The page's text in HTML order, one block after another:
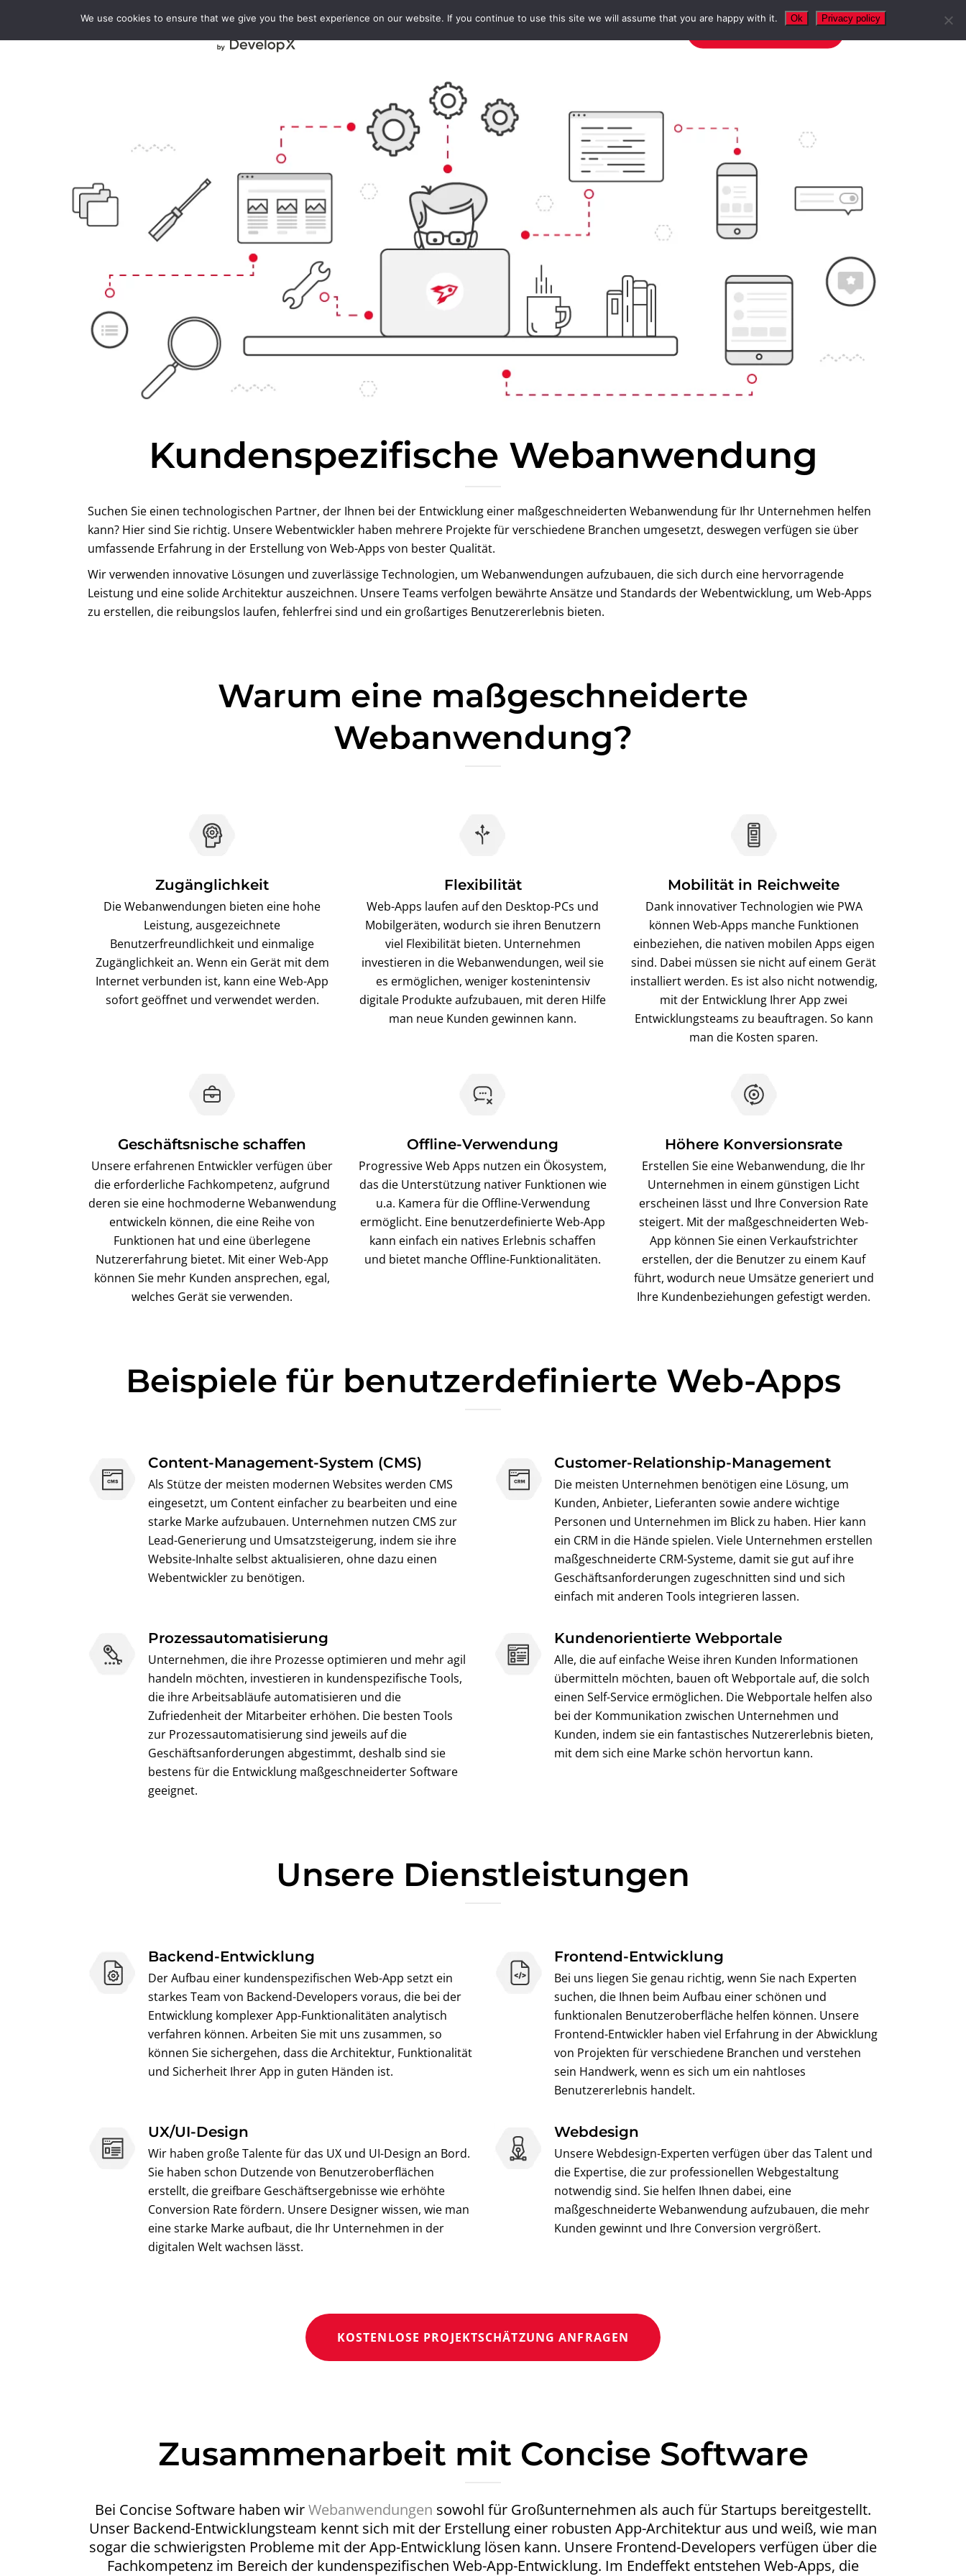
Kundenspezifische Webanwendung
Suchen Sie einen technologischen Partner, der Ihnen bei der Entwicklung einer maßgeschneiderten Webanwendung für Ihr Unternehmen helfen
kann? Hier sind Sie richtig. Unsere Webentwickler haben mehrere Projekte für verschiedene Branchen umgesetzt, deswegen verfügen sie über
umfassende Erfahrung in der Erstellung von Web-Apps von bester Qualität.
Wir verwenden innovative Lösungen und zuverlässige Technologien, um Webanwendungen aufzubauen, die sich durch eine hervorragende
Leistung und eine solide Architektur auszeichnen. Unsere Teams verfolgen bewährte Ansätze und Standards der Webentwicklung, um Web-Apps
zu erstellen, die reibungslos laufen, fehlerfrei sind und ein großartiges Benutzererlebnis bieten.
Warum eine maßgeschneiderte
Webanwendung?
Zugänglichkeit
Die Webanwendungen bieten eine hohe
Leistung, ausgezeichnete
Benutzerfreundlichkeit und einmalige
Zugänglichkeit an. Wenn ein Gerät mit dem
Internet verbunden ist, kann eine Web-App
sofort geöffnet und verwendet werden.
Flexibilität
Web-Apps laufen auf den Desktop-PCs und
Mobilgeräten, wodurch sie ihren Benutzern
viel Flexibilität bieten. Unternehmen
investieren in die Webanwendungen, weil sie
es ermöglichen, weniger kostenintensiv
digitale Produkte aufzubauen, mit deren Hilfe
man neue Kunden gewinnen kann.
Mobilität in Reichweite
Dank innovativer Technologien wie PWA
können Web-Apps manche Funktionen
einbeziehen, die nativen mobilen Apps eigen
sind. Dabei müssen sie nicht auf einem Gerät
installiert werden. Es ist also nicht notwendig,
mit der Entwicklung Ihrer App zwei
Entwicklungsteams zu beauftragen. So kann
man die Kosten sparen.
Geschäftsnische schaffen
Unsere erfahrenen Entwickler verfügen über
die erforderliche Fachkompetenz, aufgrund
deren sie eine hochmoderne Webanwendung
entwickeln können, die eine Reihe von
Funktionen hat und eine überlegene
Nutzererfahrung bietet. Mit einer Web-App
können Sie mehr Kunden ansprechen, egal,
welches Gerät sie verwenden.
Offline-Verwendung
Progressive Web Apps nutzen ein Ökosystem,
das die Unterstützung nativer Funktionen wie
u.a. Kamera für die Offline-Verwendung
ermöglicht. Eine benutzerdefinierte Web-App
kann einfach ein natives Erlebnis schaffen
und bietet manche Offline-Funktionalitäten.
Höhere Konversionsrate
Erstellen Sie eine Webanwendung, die Ihr
Unternehmen in einem günstigen Licht
erscheinen lässt und Ihre Conversion Rate
steigert. Mit der maßgeschneiderten Web-
App können Sie einen Verkaufstrichter
erstellen, der die Benutzer zu einem Kauf
führt, wodurch neue Umsätze generiert und
Ihre Kundenbeziehungen gefestigt werden.
Beispiele für benutzerdefinierte Web-Apps
Content-Management-System (CMS)
Als Stütze der meisten modernen Websites werden CMS
eingesetzt, um Content einfacher zu bearbeiten und eine
starke Marke aufzubauen. Unternehmen nutzen CMS zur
Lead-Generierung und Umsatzsteigerung, indem sie ihre
Website-Inhalte selbst aktualisieren, ohne dazu einen
Webentwickler zu benötigen.
Customer-Relationship-Management
Die meisten Unternehmen benötigen eine Lösung, um
Kunden, Anbieter, Lieferanten sowie andere wichtige
Personen und Unternehmen im Blick zu haben. Hier kann
ein CRM in die Hände spielen. Viele Unternehmen erstellen
maßgeschneiderte CRM-Systeme, damit sie gut auf ihre
Geschäftsanforderungen zugeschnitten sind und sich
einfach mit anderen Tools integrieren lassen.
Prozessautomatisierung
Unternehmen, die ihre Prozesse optimieren und mehr agil
handeln möchten, investieren in kundenspezifische Tools,
die ihre Arbeitsabläufe automatisieren und die
Zufriedenheit der Mitarbeiter erhöhen. Die besten Tools
zur Prozessautomatisierung sind jeweils auf die
Geschäftsanforderungen abgestimmt, deshalb sind sie
bestens für die Entwicklung maßgeschneiderter Software
geeignet.
Kundenorientierte Webportale
Alle, die auf einfache Weise ihren Kunden Informationen
übermitteln möchten, bauen oft Webportale auf, die solch
einen Self-Service ermöglichen. Die Webportale helfen also
bei der Kommunikation zwischen Unternehmen und
Kunden, indem sie ein fantastisches Nutzererlebnis bieten,
mit dem sich eine Marke schön hervortun kann.
Unsere Dienstleistungen
Backend-Entwicklung
Der Aufbau einer kundenspezifischen Web-App setzt ein
starkes Team von Backend-Developers voraus, die bei der
Entwicklung komplexer App-Funktionalitäten analytisch
verfahren können. Arbeiten Sie mit uns zusammen, so
können Sie sichergehen, dass die Architektur, Funktionalität
und Sicherheit Ihrer App in guten Händen ist.
Frontend-Entwicklung
Bei uns liegen Sie genau richtig, wenn Sie nach Experten
suchen, die Ihnen beim Aufbau einer schönen und
funktionalen Benutzeroberfläche helfen können. Unsere
Frontend-Entwickler haben viel Erfahrung in der Abwicklung
von Projekten für verschiedene Branchen und verstehen
sein Handwerk, wenn es sich um ein nahtloses
Benutzererlebnis handelt.
UX/UI-Design
Wir haben große Talente für das UX und UI-Design an Bord.
Sie haben schon Dutzende von Benutzeroberflächen
erstellt, die greifbare Geschäftsergebnisse wie erhöhte
Conversion Rate fördern. Unsere Designer wissen, wie man
eine starke Marke aufbaut, die Ihr Unternehmen in der
digitalen Welt wachsen lässt.
Webdesign
Unsere Webdesign-Experten verfügen über das Talent und
die Expertise, die zur professionellen Webgestaltung
notwendig sind. Sie helfen Ihnen dabei, eine
maßgeschneiderte Webanwendung aufzubauen, die mehr
Kunden gewinnt und Ihre Conversion vergrößert.
KOSTENLOSE PROJEKTSCHÄTZUNG ANFRAGEN
Zusammenarbeit mit Concise Software
Bei Concise Software haben wirWebanwendungen sowohl für Großunternehmen als auch für Startups bereitgestellt.
Unser Backend-Entwicklungsteam kennt sich mit der Erstellung einer robusten App-Architektur aus und weiß, wie man
sogar die schwierigsten Probleme mit der App-Entwicklung lösen kann. Unsere Frontend-Developers verfügen über die
Fachkompetenz im Bereich der kundenspezifischen Web-App-Entwicklung. Im Endeffekt entstehen Web-Apps, die
We use cookies to ensure that we give you the best experience on our website. If you continue to use this site we will assume that you are happy with it. Ok Privacy policy